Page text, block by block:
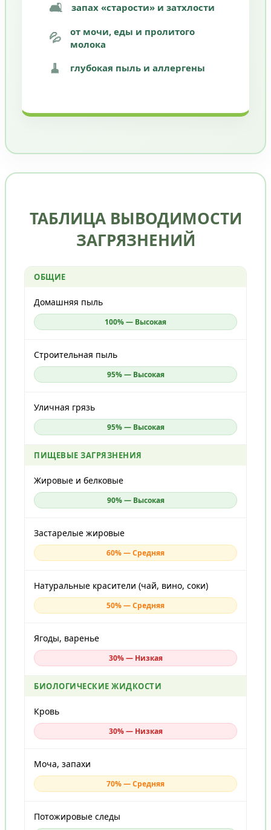
🛋️ запах «старости» и затхлости
💦
от мочи, еды и пролитого
молока
🧹 глубокая пыль и аллергены
ТАБЛИЦА ВЫВОДИМОСТИ
ЗАГРЯЗНЕНИЙ
ОБЩИЕ
Домашняя пыль
100% — Высокая
Строительная пыль
95% — Высокая
Уличная грязь
95% — Высокая
ПИЩЕВЫЕ ЗАГРЯЗНЕНИЯ
Жировые и белковые
90% — Высокая
Застарелые жировые
60% — Средняя
Натуральные красители (чай, вино, соки)
50% — Средняя
Ягоды, варенье
30% — Низкая
БИОЛОГИЧЕСКИЕ ЖИДКОСТИ
Кровь
30% — Низкая
Моча, запахи
70% — Средняя
Потожировые следы